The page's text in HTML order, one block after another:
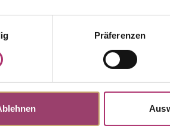
Präferenzen
Solitaire · Paris · Ring · Rotgold 585 ·
UVP: € 689,00